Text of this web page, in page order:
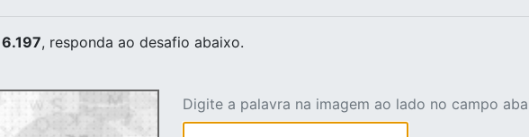
, responda ao desafio abaixo.
Digite a palavra na imagem ao lado no campo